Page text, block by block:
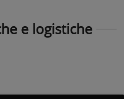
e logistiche